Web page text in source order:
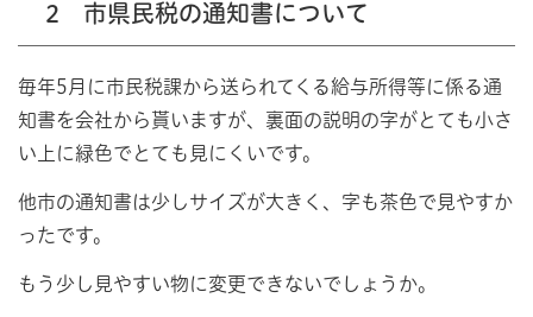
2 市県民税の通知書について
毎年5月に市民税課から送られてくる給与所得等に係る通
知書を会社から貰いますが、裏面の説明の字がとても小さ
い上に緑色でとても見にくいです。
他市の通知書は少しサイズが大きく、字も茶色で見やすか
ったです。
もう少し見やすい物に変更できないでしょうか。